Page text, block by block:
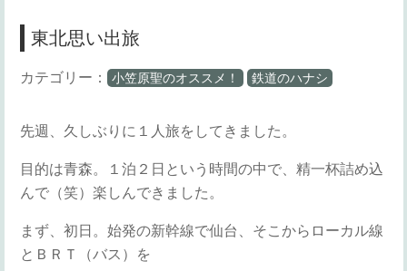
東北思い出旅
カテゴリー： 小笠原聖のオススメ！ 鉄道のハナシ
先週、久しぶりに１人旅をしてきました。
目的は青森。１泊２日という時間の中で、精一杯詰め込
んで（笑）楽しんできました。
まず、初日。始発の新幹線で仙台、そこからローカル線
とＢＲＴ（バス）を